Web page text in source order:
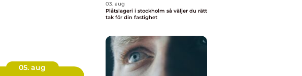
05. aug
03. aug
Plåtslageri i stockholm så väljer du rätt
tak för din fastighet